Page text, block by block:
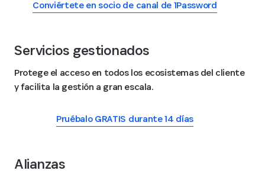
Conviértete en socio de canal de 1Password
Servicios gestionados
Protege el acceso en todos los ecosistemas del cliente
y facilita la gestión a gran escala.
Pruébalo GRATIS durante 14 días
Alianzas